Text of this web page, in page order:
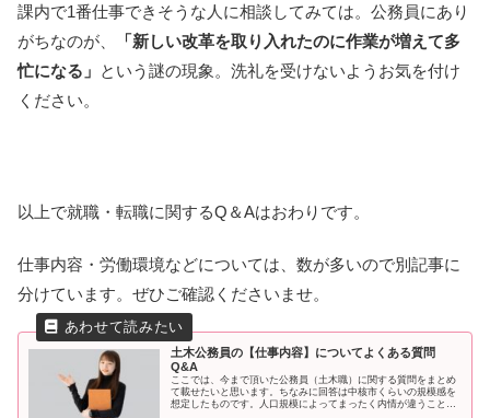
課内で1番仕事できそうな人に相談してみては。公務員にあり
がちなのが、
「新しい改革を取り入れたのに作業が増えて多
忙になる」 という謎の現象。洗礼を受けないようお気を付け
ください。
以上で就職・転職に関するQ＆Aはおわりです。
仕事内容・労働環境などについては、数が多いので別記事に
分けています。ぜひご確認くださいませ。
土木公務員の【仕事内容】についてよくある質問
Q&A
ここでは、今まで頂いた公務員（土木職）に関する質問をまとめ
て載せたいと思います。ちなみに回答は中核市くらいの規模感を
想定したものです。人口規模によってまったく内情が違うことが